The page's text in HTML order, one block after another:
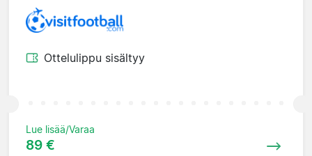
Ottelulippu sisältyy
Lue lisää/Varaa
89 €